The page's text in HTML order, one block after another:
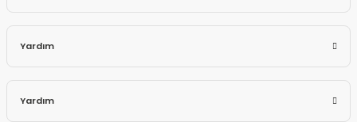
Yardım
Yardım